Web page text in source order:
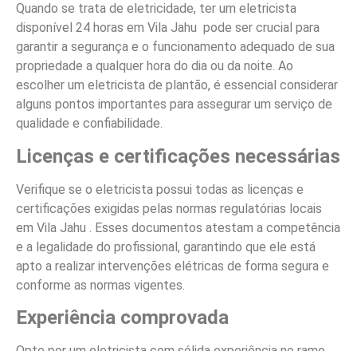
Quando se trata de eletricidade, ter um eletricista
disponível 24 horas em Vila Jahu pode ser crucial para
garantir a segurança e o funcionamento adequado de sua
propriedade a qualquer hora do dia ou da noite. Ao
escolher um eletricista de plantão, é essencial considerar
alguns pontos importantes para assegurar um serviço de
qualidade e confiabilidade.
Licenças e certificações necessárias
Verifique se o eletricista possui todas as licenças e
certificações exigidas pelas normas regulatórias locais
em Vila Jahu . Esses documentos atestam a competência
e a legalidade do profissional, garantindo que ele está
apto a realizar intervenções elétricas de forma segura e
conforme as normas vigentes.
Experiência comprovada